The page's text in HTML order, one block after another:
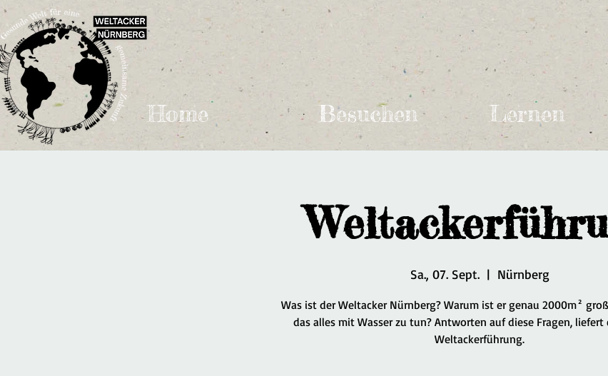
Home Besuchen Lernen
Sa., 07. Sept.
  |
Nürnberg
Was ist der Weltacker Nürnberg? Warum ist er genau 2000m²
das alles mit Wasser zu tun? Antworten auf diese Fragen, liefert
Weltackerführung.